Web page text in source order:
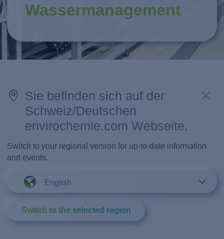
Wassermanagement
Sie befinden sich auf der
Schweiz/Deutschen
envirochemie.com Webseite.
Switch to your regional version for up-to-date information
and events.
English
Switch to the selected region